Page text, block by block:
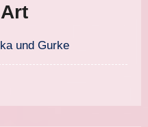
und Gurke